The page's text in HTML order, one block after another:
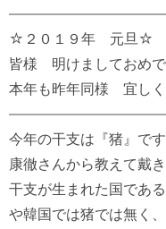
☆２０１９年　元旦☆
皆様　明けましておめ
本年も昨年同様　宜し
今年の干支は『猪』で
康徹さんから教えて戴き
干支が生まれた国であ
や韓国では猪では無く、